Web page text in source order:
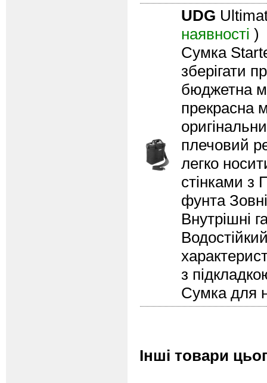
UDG
наявності )
Сумка
зберігати
бюджетна
прекрасна
плечовий
легко
стінками з
фунта
Внутрішні
з
Сумка для
Інші товари